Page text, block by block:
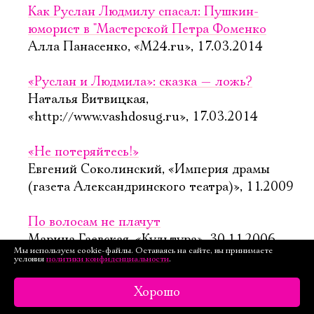
Как Руслан Людмилу спасал: Пушкин-
юморист в "Мастерской Петра Фоменко
Алла Панасенко, «М24.ru», 17.03.2014
«Руслан и Людмила»: сказка — ложь?
Наталья Витвицкая,
«http://www.vashdosug.ru», 17.03.2014
«Не потеряйтесь!»
Евгений Соколинский, «Империя драмы
(газета Александринского театра)», 11.2009
По волосам не плачут
Марина Гаевская, «Культура», 30.11.2006
Жизненно важное
Алена Данилова, «Взгляд», 20.11.2006
Мы используем cookie-файлы. Оставаясь на сайте, вы принимаете
условия политики конфиденциальности.
Хорошо